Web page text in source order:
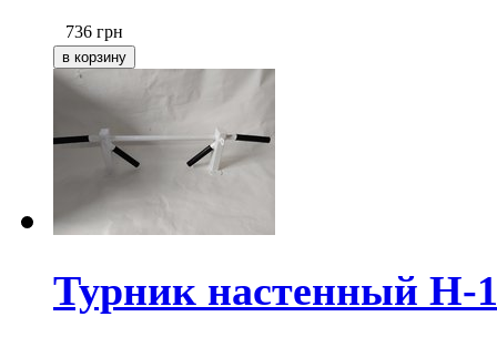
736 грн
Турник настенный Н-